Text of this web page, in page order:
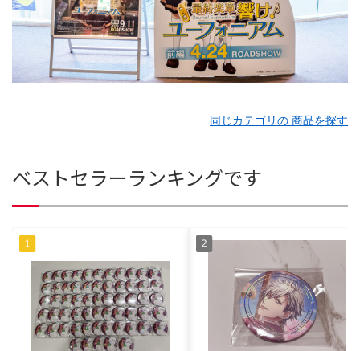
同じカテゴリの 商品を探す
ベストセラーランキングです